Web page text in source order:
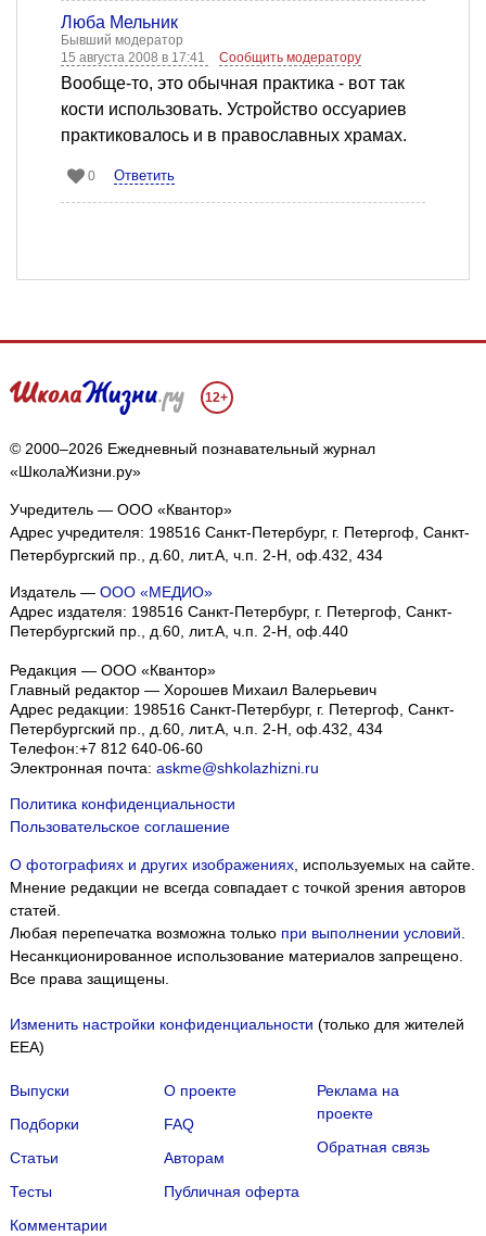
Люба Мельник
Бывший модератор
15 августа 2008 в 17:41
Сообщить модератору
Вообще-то, это обычная практика - вот так
кости использовать. Устройство оссуариев
практиковалось и в православных храмах.
0 Ответить
12+
© 2000–2026 Ежедневный познавательный журнал
«ШколаЖизни.ру»
Учредитель — ООО «Квантор»
Адрес учредителя: 198516 Санкт-Петербург, г. Петергоф, Санкт-
Петербургский пр., д.60, лит.А, ч.п. 2-Н, оф.432, 434
Издатель — ООО «МЕДИО»
Адрес издателя: 198516 Санкт-Петербург, г. Петергоф, Санкт-
Петербургский пр., д.60, лит.А, ч.п. 2-Н, оф.440
Редакция — ООО «Квантор»
Главный редактор — Хорошев Михаил Валерьевич
Адрес редакции: 198516 Санкт-Петербург, г. Петергоф, Санкт-
Петербургский пр., д.60, лит.А, ч.п. 2-Н, оф.432, 434
Телефон:+7 812 640-06-60
Электронная почта: askme@shkolazhizni.ru
Политика конфиденциальности
Пользовательское соглашение
О фотографиях и других изображениях, используемых на сайте.
Мнение редакции не всегда совпадает с точкой зрения авторов
статей.
Любая перепечатка возможна только при выполнении условий.
Несанкционированное использование материалов запрещено.
Все права защищены.
Изменить настройки конфиденциальности (только для жителей
EEA)
Выпуски
Подборки
Статьи
Тесты
Комментарии
О проекте
FAQ
Авторам
Публичная оферта
Реклама на
проекте
Обратная связь